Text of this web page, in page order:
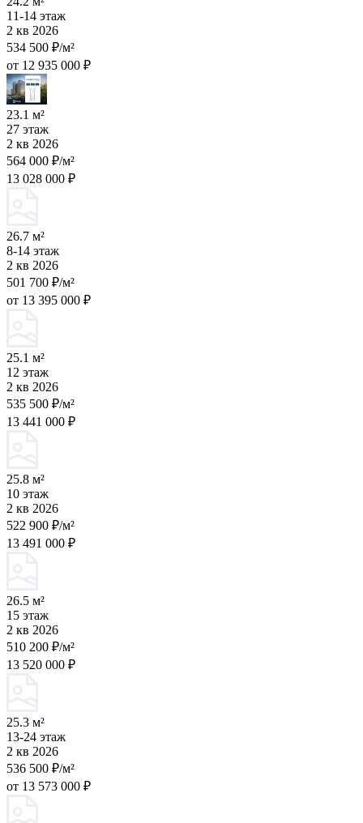
11-14 этаж
2 кв 2026
534 500 ₽/м²
от 12 935 000 ₽
23.1 м²
27 этаж
2 кв 2026
564 000 ₽/м²
13 028 000 ₽
26.7 м²
8-14 этаж
2 кв 2026
501 700 ₽/м²
от 13 395 000 ₽
25.1 м²
12 этаж
2 кв 2026
535 500 ₽/м²
13 441 000 ₽
25.8 м²
10 этаж
2 кв 2026
522 900 ₽/м²
13 491 000 ₽
26.5 м²
15 этаж
2 кв 2026
510 200 ₽/м²
13 520 000 ₽
25.3 м²
13-24 этаж
2 кв 2026
536 500 ₽/м²
от 13 573 000 ₽